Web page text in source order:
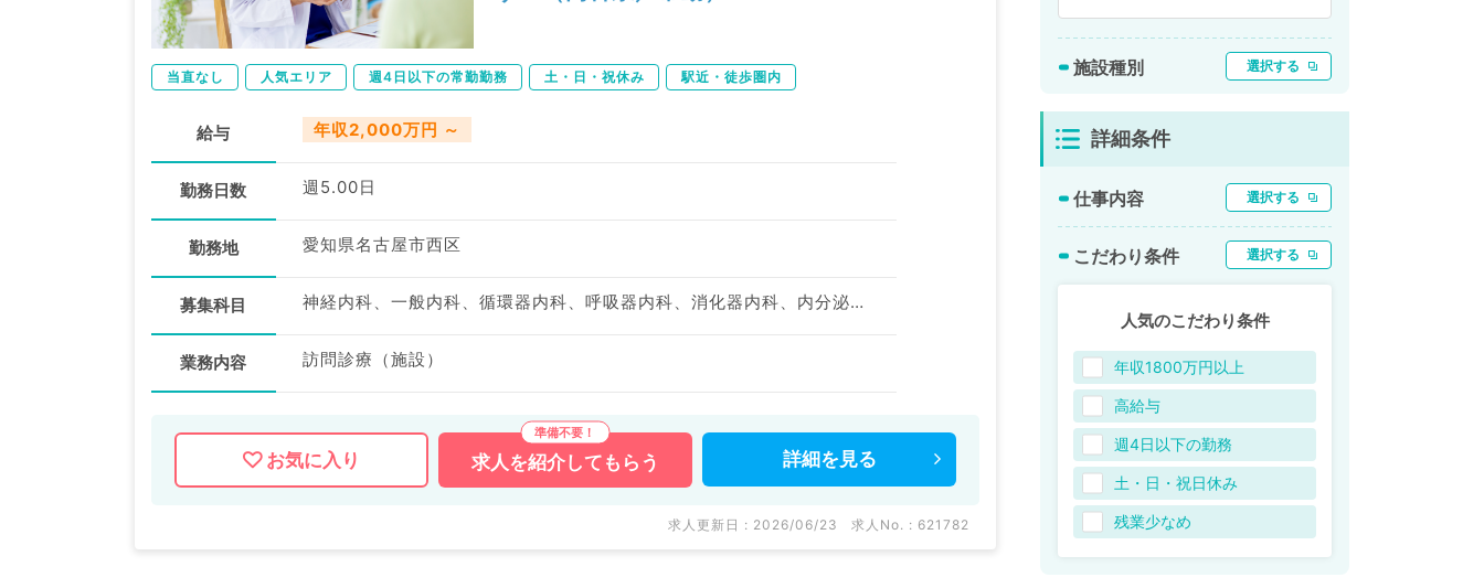
当直なし 人気エリア 週4日以下の常勤勤務 土・日・祝休み 駅近・徒歩圏内
給与 年収2,000万円 ～
勤務日数 週5.00日
勤務地 愛知県名古屋市西区
募集科目 神経内科、一般内科、循環器内科、呼吸器内科、消化器内科、内分泌・代謝内科、腎臓内科、老年内科
業務内容 訪問診療（施設）
お気に入り 求人を紹介してもらう 詳細を 見る
求人更新日 : 2026/06/23 求人No. : 621782
施設種別 選択する
詳細条件
仕事内容 選択する
こだわり条件 選択する
人気のこだわり条件
年収1800万円以上
高給与
週4日以下の勤務
土・日・祝日休み
残業少なめ